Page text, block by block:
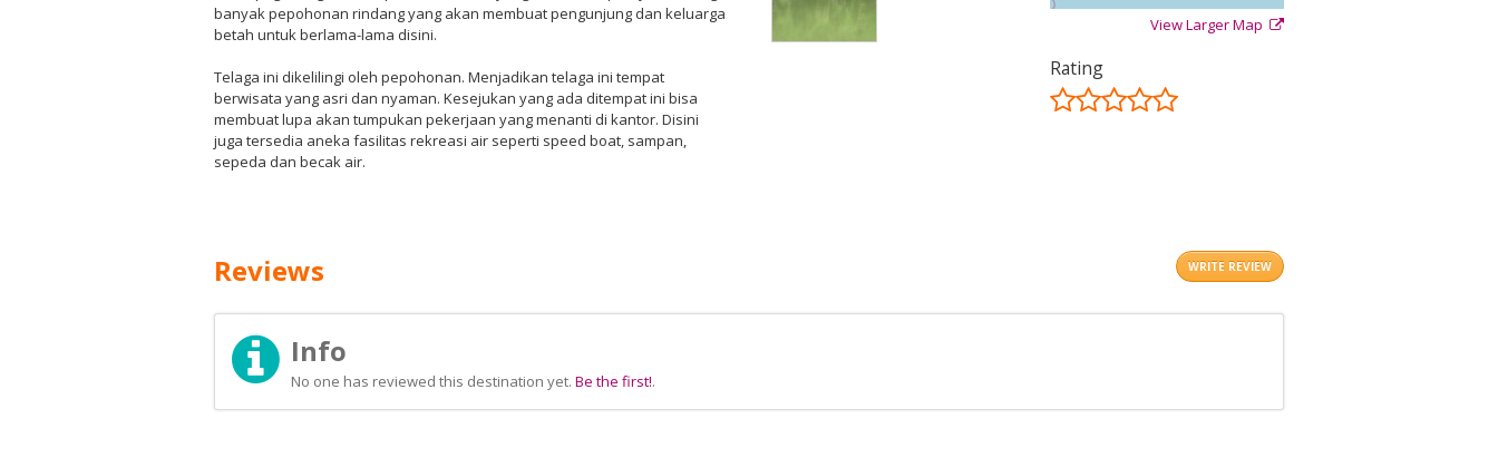
banyak pepohonan rindang yang akan membuat pengunjung dan keluarga
betah untuk berlama-lama disini.
Telaga ini dikelilingi oleh pepohonan. Menjadikan telaga ini tempat
berwisata yang asri dan nyaman. Kesejukan yang ada ditempat ini bisa
membuat lupa akan tumpukan pekerjaan yang menanti di kantor. Disini
juga tersedia aneka fasilitas rekreasi air seperti speed boat, sampan,
sepeda dan becak air.
View Larger Map
Rating
WRITE REVIEW
Reviews
Info
No one has reviewed this destination yet. Be the first!.